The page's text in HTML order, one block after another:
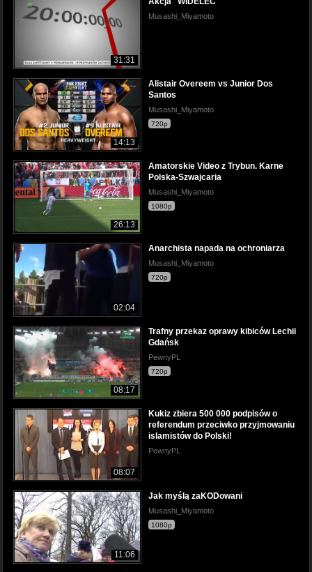
31:31
Musashi_Miyamoto
14:13
Alistair Overeem vs Junior Dos
Santos
Musashi_Miyamoto
720p
26:13
Amatorskie Video z Trybun. Karne
Polska-Szwajcaria
Musashi_Miyamoto
1080p
02:04
Anarchista napada na ochroniarza
Musashi_Miyamoto
720p
08:17
Trafny przekaz oprawy kibiców Lechii
Gdańsk
PewnyPL
720p
08:07
Kukiz zbiera 500 000 podpisów o
referendum przeciwko przyjmowaniu
islamistów do Polski!
PewnyPL
11:06
Jak myślą zaKODowani
Musashi_Miyamoto
1080p